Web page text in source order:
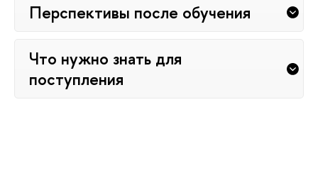
Перспективы после обучения
Что нужно знать для
поступления